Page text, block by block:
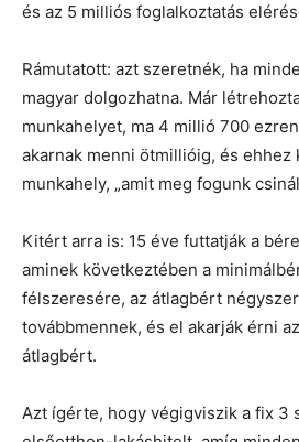
és az 5 milliós foglalkoztatás
Rámutatott: azt szeretnék, ha
magyar dolgozhatna. Már
munkahelyet, ma 4 millió 700
akarnak menni ötmillióig, és ehhez
munkahely, „amit meg fogunk
Kitért arra is: 15 éve futtatják a
aminek következtében a
félszeresére, az átlagbért
továbbmennek, és el akarják érni
átlagbért.
Azt ígérte, hogy végigviszik a fix 3